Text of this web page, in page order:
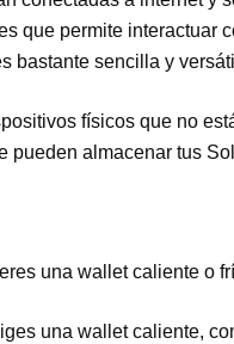
que permite
bastante sencilla y
físicos que no
pueden almacenar tus
una wallet caliente o
una wallet caliente,